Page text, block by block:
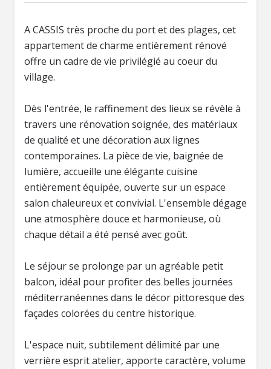
A CASSIS très proche du port et des plages, cet
appartement de charme entièrement rénové
offre un cadre de vie privilégié au coeur du
village.
Dès l'entrée, le raffinement des lieux se révèle à
travers une rénovation soignée, des matériaux
de qualité et une décoration aux lignes
contemporaines. La pièce de vie, baignée de
lumière, accueille une élégante cuisine
entièrement équipée, ouverte sur un espace
salon chaleureux et convivial. L'ensemble dégage
une atmosphère douce et harmonieuse, où
chaque détail a été pensé avec goût.
Le séjour se prolonge par un agréable petit
balcon, idéal pour profiter des belles journées
méditerranéennes dans le décor pittoresque des
façades colorées du centre historique.
L'espace nuit, subtilement délimité par une
verrière esprit atelier, apporte caractère, volume